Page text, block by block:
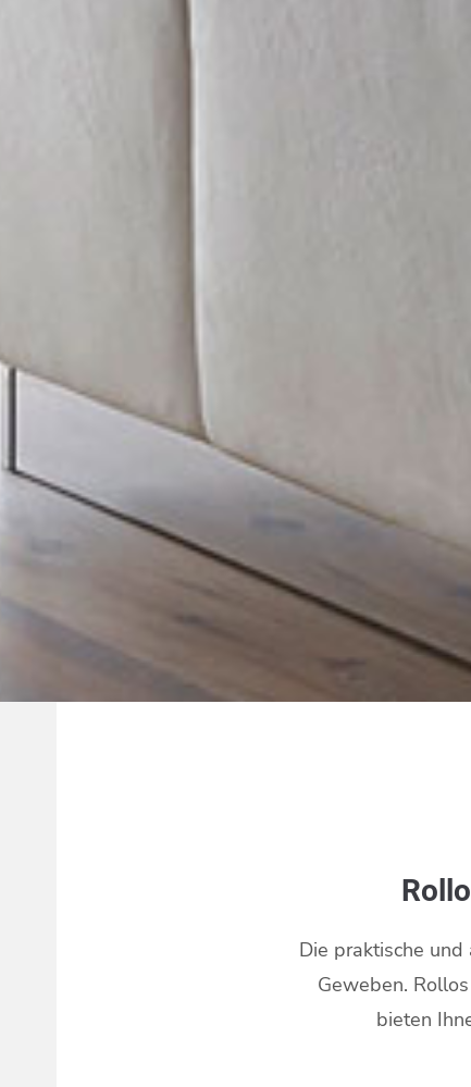
Die praktische
Geweben.
bieten